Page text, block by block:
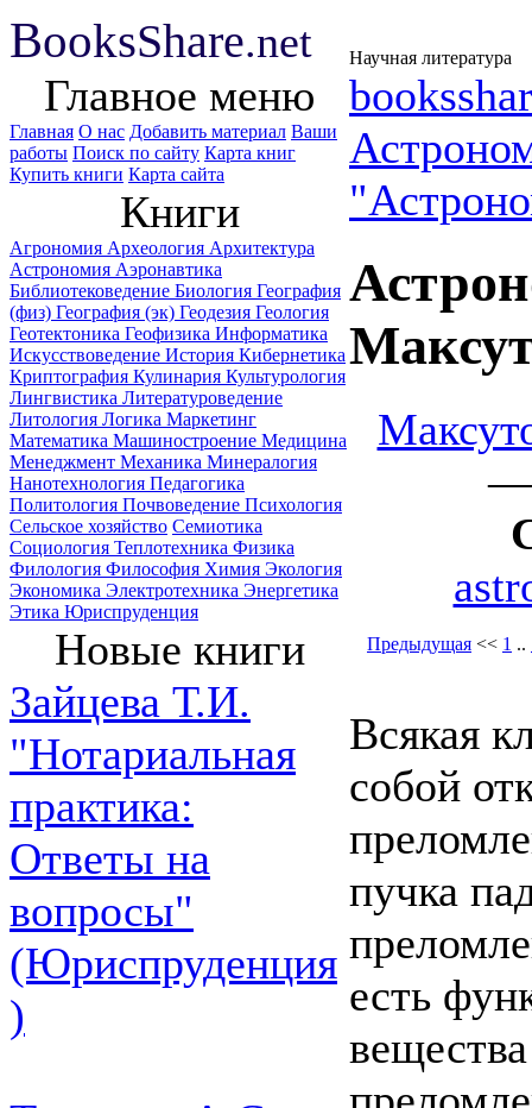
BooksShare.net Научная литература
Главное меню
Главная О нас Добавить материал Ваши
работы Поиск по сайту Карта книг
Купить книги Карта сайта
Книги
Агрономия Археология Архитектура
Астрономия Аэронавтика
Библиотековедение Биология География
(физ) География (эк) Геодезия Геология
Геотектоника Геофизика Информатика
Искусствоведение История Кибернетика
Криптография Кулинария Культурология
Лингвистика Литературоведение
Литология Логика Маркетинг
Математика Машиностроение Медицина
Менеджмент Механика Минералогия
Нанотехнология Педагогика
Политология Почвоведение Психология
Сельское хозяйство Семиотика
Социология Теплотехника Физика
Филология Философия Химия Экология
Экономика Электротехника Энергетика
Этика Юриспруденция
Новые книги
Зайцева Т.И.
"Нотариальная
практика:
Ответы на
вопросы"
(Юриспруденция
)
—
Предыдущая << 1 ..
Всякая
собой
пучка
есть